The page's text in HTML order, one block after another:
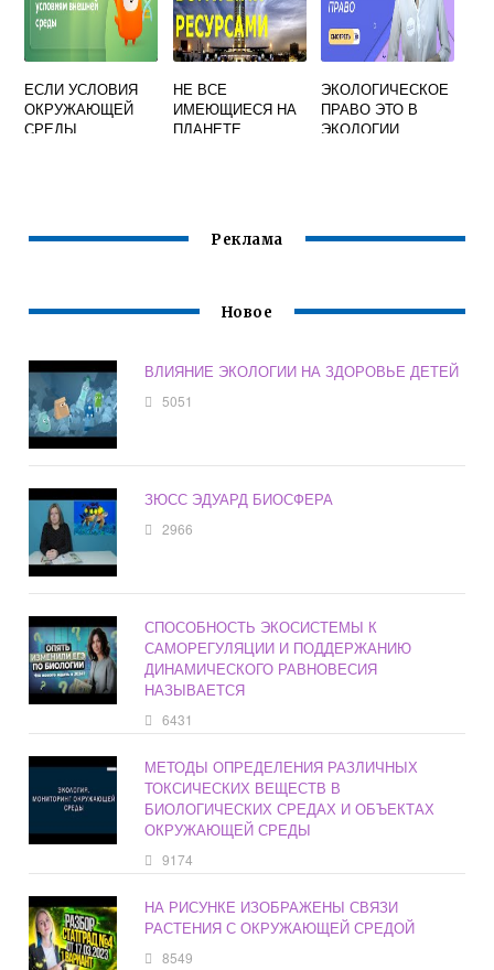
ЕСЛИ УСЛОВИЯ
ОКРУЖАЮЩЕЙ
СРЕДЫ
НЕ ВСЕ
ИМЕЮЩИЕСЯ НА
ПЛАНЕТЕ
ДЕЯТЕЛЬНОСТИ
ЭКОЛОГИЧЕСКОЕ
ПРАВО ЭТО В
ЭКОЛОГИИ
Реклама
Новое
ВЛИЯНИЕ ЭКОЛОГИИ НА ЗДОРОВЬЕ ДЕТЕЙ
5051
ЗЮСС ЭДУАРД БИОСФЕРА
2966
СПОСОБНОСТЬ ЭКОСИСТЕМЫ К
САМОРЕГУЛЯЦИИ И ПОДДЕРЖАНИЮ
ДИНАМИЧЕСКОГО РАВНОВЕСИЯ
НАЗЫВАЕТСЯ
6431
МЕТОДЫ ОПРЕДЕЛЕНИЯ РАЗЛИЧНЫХ
ТОКСИЧЕСКИХ ВЕЩЕСТВ В
БИОЛОГИЧЕСКИХ СРЕДАХ И ОБЪЕКТАХ
ОКРУЖАЮЩЕЙ СРЕДЫ
9174
НА РИСУНКЕ ИЗОБРАЖЕНЫ СВЯЗИ
РАСТЕНИЯ С ОКРУЖАЮЩЕЙ СРЕДОЙ
8549